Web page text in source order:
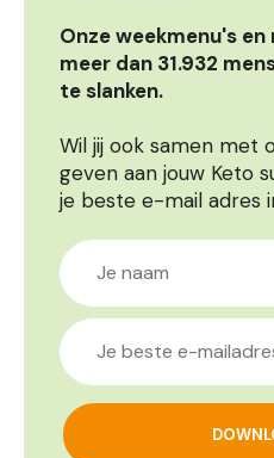
Onze weekmenu's
meer dan 31.932
te slanken.
Wil jij ook samen met
geven aan jouw Keto
je beste e-mail adres